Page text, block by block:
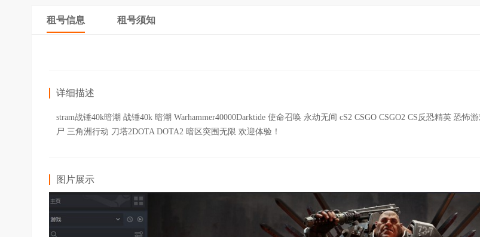
租号信息 租号须知
详细描述
stram战锤40k暗潮 战锤40k 暗潮 Warhammer40000Darktide 使命召唤 永劫无间 cS2 CSGO CSGO2 CS反恐精英 恐怖
尸 三角洲行动 刀塔2DOTA DOTA2 暗区突围无限 欢迎体验！
图片展示